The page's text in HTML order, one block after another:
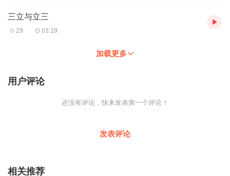
三立与立三
29 03:19
加载更多
用户评论
还没有评论，快来发表第一个评论！
发表评论
相关推荐